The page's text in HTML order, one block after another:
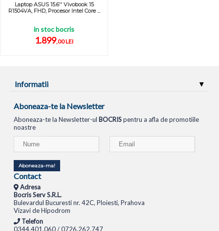
Laptop ASUS 15.6'' Vivobook 15
R1504VA, FHD, Procesor Intel Core ...
in stoc bocris
1.899,00 LEI
Informatii
Aboneaza-te la Newsletter
Aboneaza-te la Newsletter-ul BOCRISpentru a afla de promotiile
noastre
Aboneaza-ma!
Contact
Adresa
Bocris Serv S.R.L.
Bulevardul Bucuresti nr. 42C, Ploiesti, Prahova
Vizavi de Hipodrom
Telefon
0344.401.060 / 0726.262.747